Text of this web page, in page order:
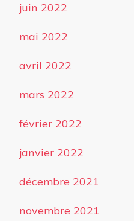
juin 2022
mai 2022
avril 2022
mars 2022
février 2022
janvier 2022
décembre 2021
novembre 2021